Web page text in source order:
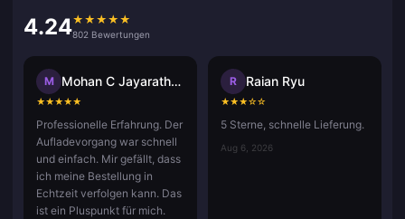
4.24★ ★ ★ ★ ★
802 Bewertungen
M Mohan C Jayarathna
★★★★★
Professionelle Erfahrung. Der
Aufladevorgang war schnell
und einfach. Mir gefällt, dass
ich meine Bestellung in
Echtzeit verfolgen kann. Das
ist ein Pluspunkt für mich.
R Raian Ryu
★★★☆☆
5 Sterne, schnelle Lieferung.
Aug 6, 2026